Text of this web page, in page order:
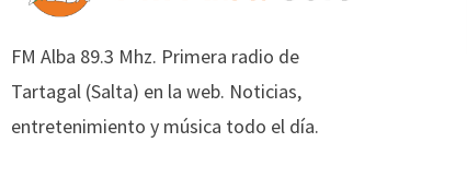
FM Alba 89.3 Mhz. Primera radio de
Tartagal (Salta) en la web. Noticias,
entretenimiento y música todo el día.